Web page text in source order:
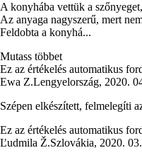
A konyhába vettük a
Az anyaga nagyszerű, mert
Feldobta a konyhá...
Mutass többet
Ez az értékelés automatikus
Ewa Z.Lengyelország, 2020.
Szépen elkészített, felmelegíti
Ez az értékelés automatikus
Ľudmila Ž.Szlovákia, 2020.